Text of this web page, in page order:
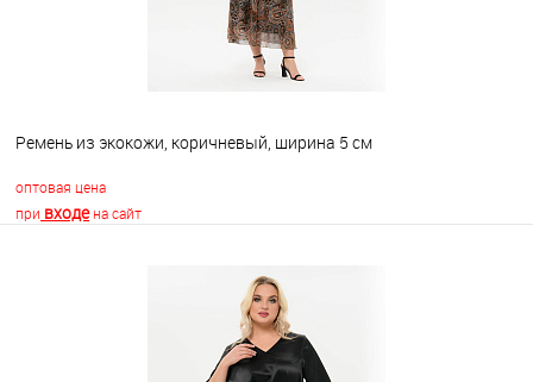
Ремень из экокожи, коричневый, ширина 5 см
оптовая цена
при входена сайт
В корзину